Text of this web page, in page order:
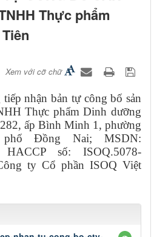
Thực phẩm
Xem với cỡ chữ
nhận bản tự công bố sản
Thực phẩm Dinh dưỡng
ấp Bình Minh 1, phường
phốĐồng Nai; MSDN:
số: ISOQ.5078-
ty Cổ phần ISOQ Việt